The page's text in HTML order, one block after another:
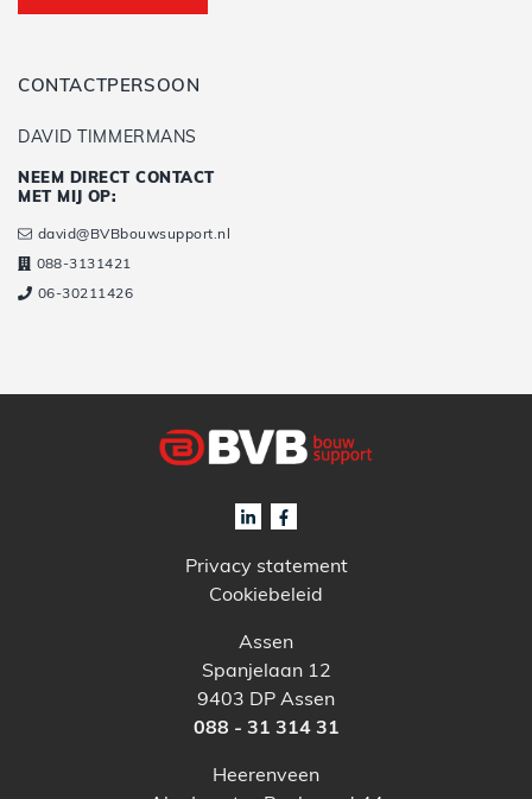
CONTACTPERSOON
DAVID TIMMERMANS
NEEM DIRECT CONTACT
MET MIJ OP:
david@BVBbouwsupport.nl
088-3131421
06-30211426
Privacy statement
Cookiebeleid
Assen
Spanjelaan 12
9403 DP Assen
088 - 31 314 31
Heerenveen